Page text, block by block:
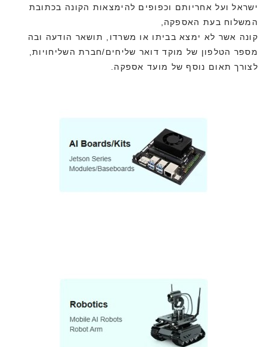
ישראל ועל אחריותם וכפופים להימצאות הקונה בכתובת
המשלוח בעת האספקה,
קונה אשר לא ימצא בביתו או משרדו, תושאר הודעה ובה
מספר הטלפון של מוקד דואר שליחים/חברת השליחויות,
לצורך תאום נוסף של מועד אספקה.